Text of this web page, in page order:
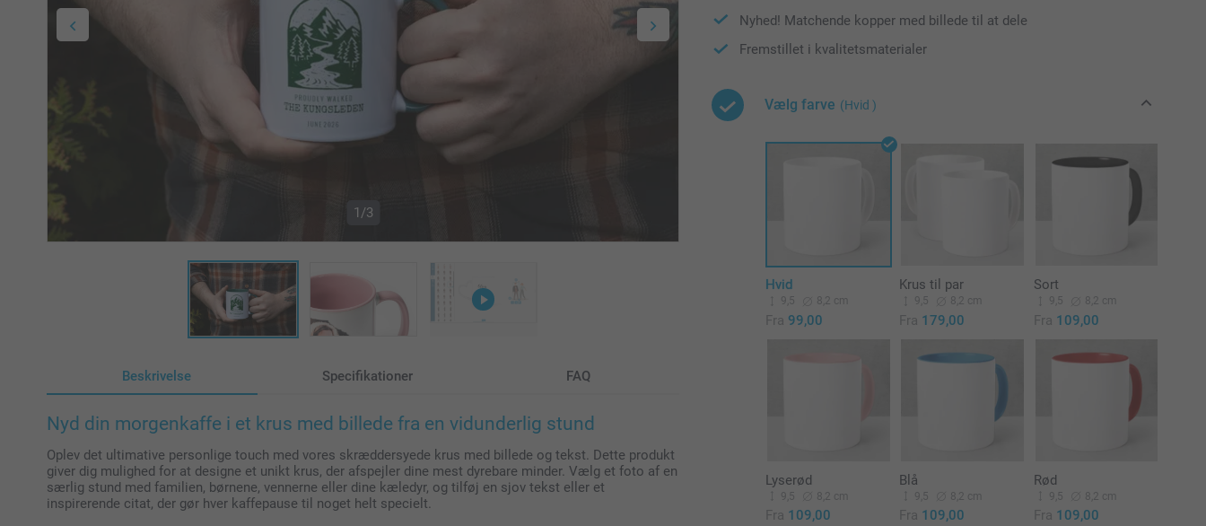
1/3
Beskrivelse Specifikationer FAQ
Nyd din morgenkaffe i et krus med billede fra en vidunderlig stund
Oplev det ultimative personlige touch med vores skræddersyede krus med billede og tekst. Dette produkt
giver dig mulighed for at designe et unikt krus, der afspejler dine mest dyrebare minder. Vælg et foto af en
særlig stund med familien, børnene, vennerne eller dine kæledyr, og tilføj en sjov tekst eller et
inspirerende citat, der gør hver kaffepause til noget helt specielt.
Nyhed! Matchende kopper med billede til at dele
Fremstillet i kvalitetsmaterialer
Vælg farve (Hvid )
Hvid
9,5 8,2 cm
Fra 99,00
Krus til par
9,5 8,2 cm
Fra 179,00
Sort
9,5 8,2 cm
Fra 109,00
Lyserød
9,5 8,2 cm
Fra 109,00
Blå
9,5 8,2 cm
Fra 109,00
Rød
9,5 8,2 cm
Fra 109,00